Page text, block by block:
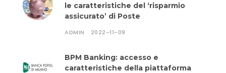
le caratteristiche del ‘risparmio
assicurato’ di Poste
ADMIN 2022-11-09
BPM Banking: accesso e
caratteristiche della piattaforma